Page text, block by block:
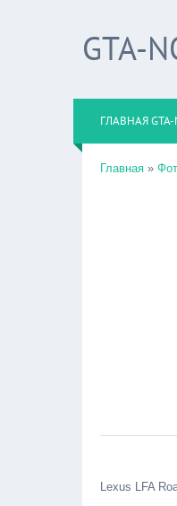
GTA-
ГЛАВНАЯ GTA-
Главная »
Lexus LFA